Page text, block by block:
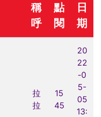
稱
呼
點
閱
日
期
拉
拉
15
45
20
22
-0
5-
05
13: